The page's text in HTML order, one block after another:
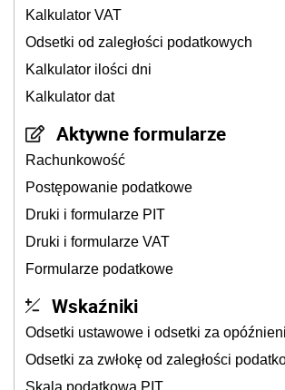
Kalkulator VAT
Odsetki od zaległości podatkowych
Kalkulator ilości dni
Kalkulator dat
Aktywne formularze
Rachunkowość
Postępowanie podatkowe
Druki i formularze PIT
Druki i formularze VAT
Formularze podatkowe
Wskaźniki
Odsetki ustawowe i odsetki za
Odsetki za zwłokę od zaległości